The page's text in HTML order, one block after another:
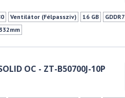
Ventilátor (Félpasszív) 16 GB GDDR7
332mm
OC - ZT-B50700J-10P